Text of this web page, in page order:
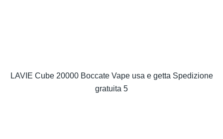
LAVIE Cube 20000 Boccate Vape usa e getta Spedizione
gratuita 5